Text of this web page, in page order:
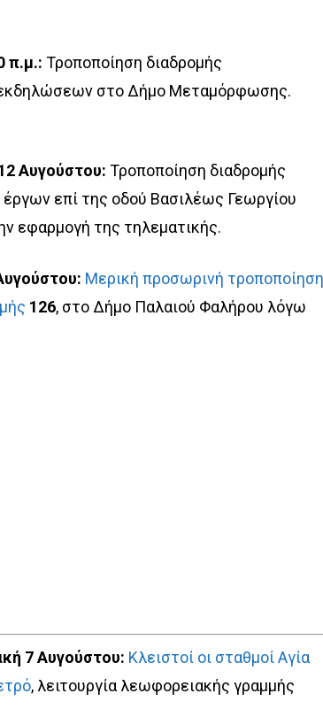
π.μ.: Τροποποίηση διαδρομής
στο Δήμο Μεταμόρφωσης.
Αυγούστου: Τροποποίηση διαδρομής
επί της οδού Βασιλέως Γεωργίου
εφαρμογή της τηλεματικής.
Μερική προσωρινή τροποποίηση
126, στο Δήμο Παλαιού Φαλήρου λόγω
7 Αυγούστου: Κλειστοί οι σταθμοί Αγία
, λειτουργία λεωφορειακής γραμμής